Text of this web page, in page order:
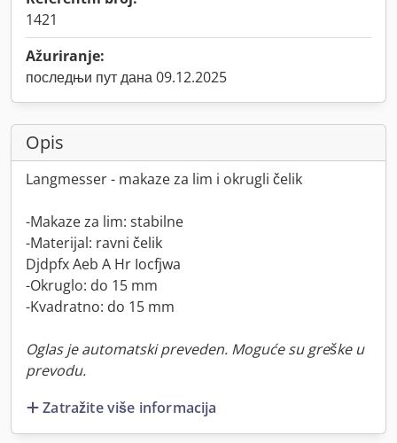
1421
Ažuriranje:
последњи пут дана 09.12.2025
Opis
Langmesser - makaze za lim i okrugli čelik
-Makaze za lim: stabilne
-Materijal: ravni čelik
Djdpfx Aeb A Hr Iocfjwa
-Okruglo: do 15 mm
-Kvadratno: do 15 mm
Oglas je automatski preveden. Moguće su greške u
prevodu.
Zatražite više informacija